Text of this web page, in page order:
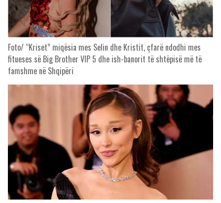
Foto/ “Kriset” miqësia mes Selin dhe Kristit, çfarë ndodhi mes
fitueses së Big Brother VIP 5 dhe ish-banorit të shtëpisë më të
famshme në Shqipëri